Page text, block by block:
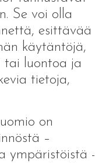
Se voi olla
esittävää
käytäntöjä,
tai luontoa ja
tietoja,
on
–
ympäristöistä -